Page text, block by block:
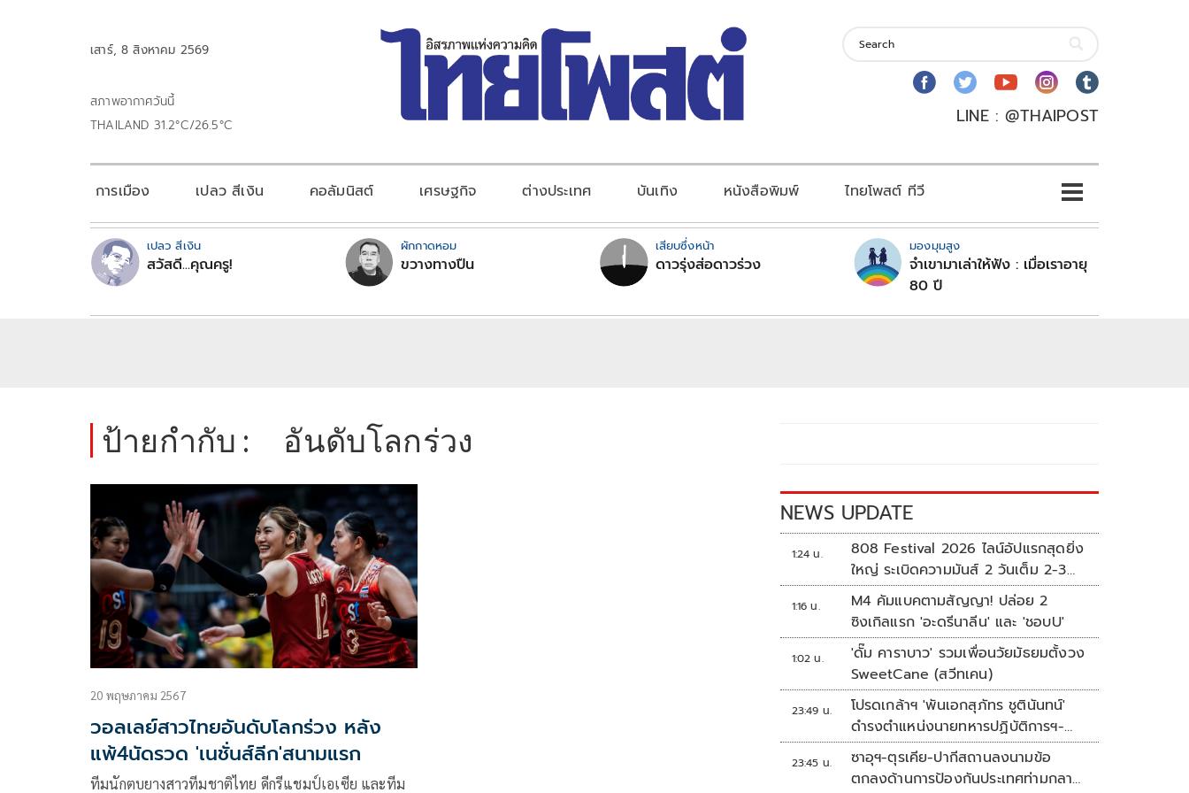
เสาร์, 8 สิงหาคม 2569
สภาพอากาศวันนี้
THAILAND 31.2°C/26.5°C
LINE : @THAIPOST
การเมือง เปลว สีเงิน คอลัมนิสต์ เศรษฐกิจ ต่างประเทศ บันเทิง หนังสือพิมพ์ ไทยโพสต์ ทีวี
เปลว สีเงิน
สวัสดี...คุณครู!
ผักกาดหอม
ขวางทางปืน
เสียบซึ่งหน้า
ดาวรุ่งส่อดาวร่วง
มองมุมสูง
จำเขามาเล่าให้ฟัง : เมื่อเราอายุ
80 ปี
ป้ายกำกับ : อันดับโลกร่วง
20 พฤษภาคม 2567
วอลเลย์สาวไทยอันดับโลกร่วง หลัง
แพ้4นัดรวด 'เนชั่นส์ลีก'สนามแรก
ทีมนักตบยางสาวทีมชาติไทย ดีกรีแชมป์เอเซีย และทีม
NEWS UPDATE
1:24 น.
808 Festival 2026 ไลน์อัปแรกสุดยิ่ง
ใหญ่ ระเบิดความมันส์ 2 วันเต็ม 2-3
ต.ค.นี้
1:16 น.
M4 คัมแบคตามสัญญา! ปล่อย 2
ซิงเกิลแรก 'อะดรีนาลีน' และ 'ชอบU'
1:02 น.
'ดั๊ม คาราบาว' รวมเพื่อนวัยมัธยมตั้งวง
SweetCane (สวีทเคน)
23:49 น.
โปรดเกล้าฯ 'พันเอกสุภัทร ชูตินันทน์'
ดำรงตำแหน่งนายทหารปฏิบัติการฯ-
พระราชทานยศ 'พลตรี'
23:45 น.
ซาอุฯ-ตุรเคีย-ปากีสถานลงนามข้อ
ตกลงด้านการป้องกันประเทศท่ามกลาง